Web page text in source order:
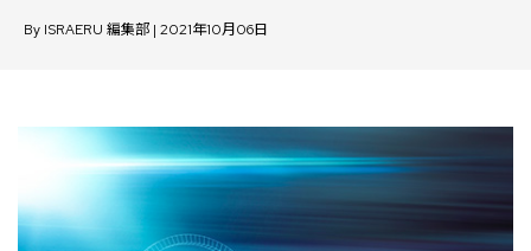
By ISRAERU 編集部 | 2021年10月06日